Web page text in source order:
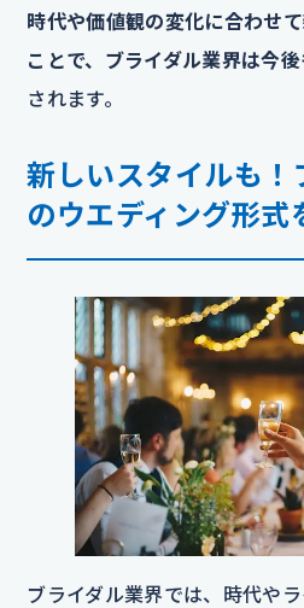
時代や価値観の変化に合わせ
ことで、ブライダル業界は今
されます。
新しいスタイルも！
のウエディング形式
ブライダル業界では、時代や